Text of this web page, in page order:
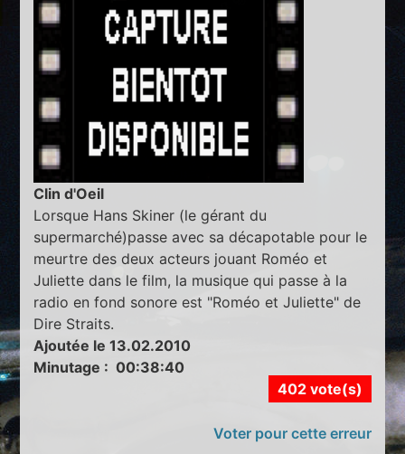
Clin d'Oeil
Lorsque Hans Skiner (le gérant du
supermarché)passe avec sa décapotable pour le
meurtre des deux acteurs jouant Roméo et
Juliette dans le film, la musique qui passe à la
radio en fond sonore est "Roméo et Juliette" de
Dire Straits.
Ajoutée le 13.02.2010
Minutage : 00:38:40
402 vote(s)
Voter pour cette erreur